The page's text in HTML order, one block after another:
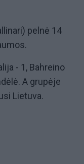
pelnė 14
- 1, Bahreino
A grupėje
Lietuva.